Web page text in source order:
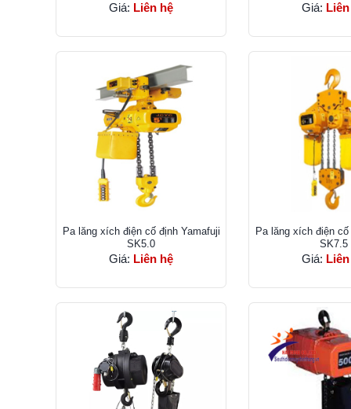
Giá: Liên hệ Giá:
Pa lăng xích điện cố định Yamafuji
SK5.0
Giá: Liên hệ
Pa lăng xích điện
SK7.5
Giá: